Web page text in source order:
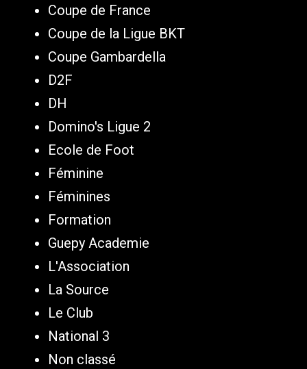
Coupe de France
Coupe de la Ligue BKT
Coupe Gambardella
D2F
DH
Domino's Ligue 2
Ecole de Foot
Féminine
Féminines
Formation
Guepy Academie
L'Association
La Source
Le Club
National 3
Non classé